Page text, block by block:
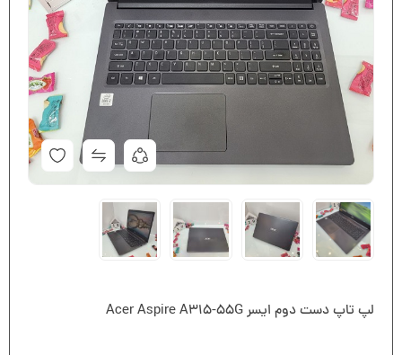
لپ تاپ دست دوم ایسر Acer Aspire A315-55G